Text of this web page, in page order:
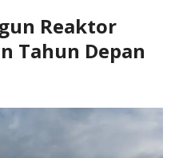
Reaktor
Tahun Depan